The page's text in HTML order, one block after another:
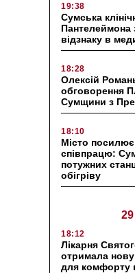
19:38
Сумська
Пантелеймона
відзнаку в
18:28
Олексій
обговорення
Сумщини з
18:10
Місто
співпрацю:
потужних
обігріву
18:12
Лікарня
отримала нову
для комфорту